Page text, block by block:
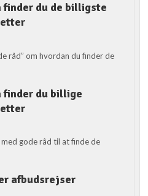
finder du de billigste
råd” om hvordan du finder de
finder du billige
gode råd til at finde de
afbudsrejser